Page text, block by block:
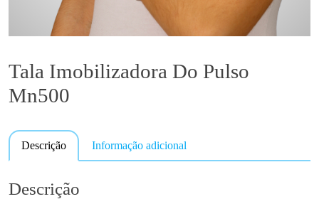
Tala Imobilizadora Do Pulso
Mn500
Descrição Informação adicional
Descrição